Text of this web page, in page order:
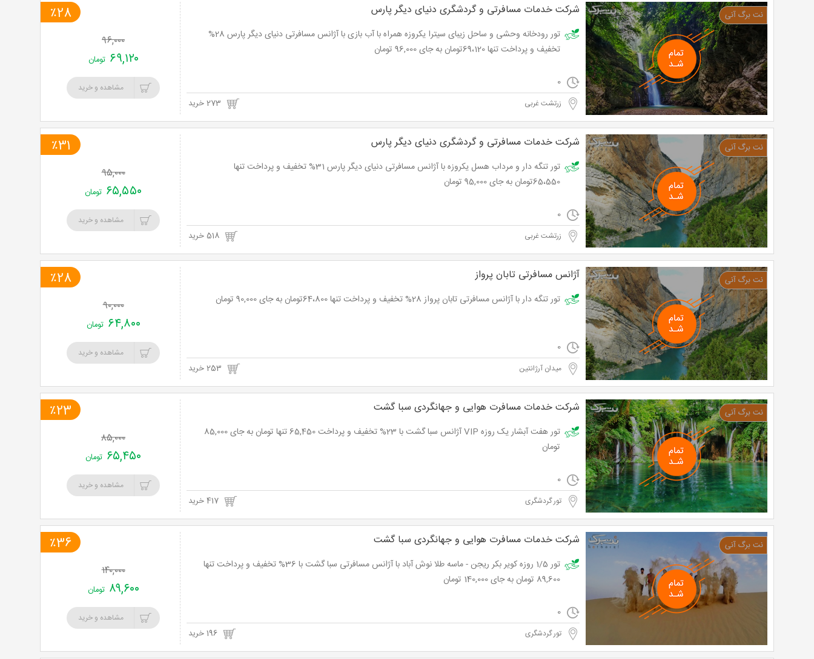
شرکت خدمات مسافرتی و گردشگری دنیای دیگر پارس
تور رودخانه وحشی و ساحل زیبای سیترا یكروزه همراه با آب بازی با آژانس مسافرتی دنیای دیگر پارس 28%
تخفیف و پرداخت تنها 69،120تومان به جای 96,000 تومان
0
زرتشت غربی
٪28
۹۶,۰۰۰
۶۹,۱۲۰ تومان
مشاهده و خرید
شرکت خدمات مسافرتی و گردشگری دنیای دیگر پارس
تور تنگه دار و مرداب هسل یکروزه با آژانس مسافرتی دنیای دیگر پارس 31% تخفیف و پرداخت تنها
65،550تومان به جای 95,000 تومان
0
زرتشت غربی 518 خرید
٪31
۹۵,۰۰۰
۶۵,۵۵۰ تومان
مشاهده و خرید
آژانس مسافرتی تابان پرواز
تور تنگه دار با آژانس مسافرتی تابان پرواز 28% تخفیف و پرداخت تنها 64،800تومان به جای 90,000 تومان
0
میدان آرژانتین
٪28
۹۰,۰۰۰
۶۴,۸۰۰ تومان
مشاهده و خرید
شرکت خدمات مسافرت هوایی و جهانگردی سبا گشت
تور هفت آبشار یک روزه VIP آژانس سبا گشت با 23% تخفیف و پرداخت 65,450 تنها تومان به جای 85,000
تومان
0
تور گردشگری 417 خرید
٪23
۸۵,۰۰۰
۶۵,۴۵۰ تومان
مشاهده و خرید
شرکت خدمات مسافرت هوایی و جهانگردی سبا گشت
تور 1/5 روزه کویر بکر ریجن - ماسه طلا نوش آباد با آژانس مسافرتی سبا گشت با 36% تخفیف و پرداخت تنها
89,600 تومان به جای 140,000 تومان
0
تور گردشگری 196 خرید
٪36
۱۴۰,۰۰۰
۸۹,۶۰۰ تومان
مشاهده و خرید